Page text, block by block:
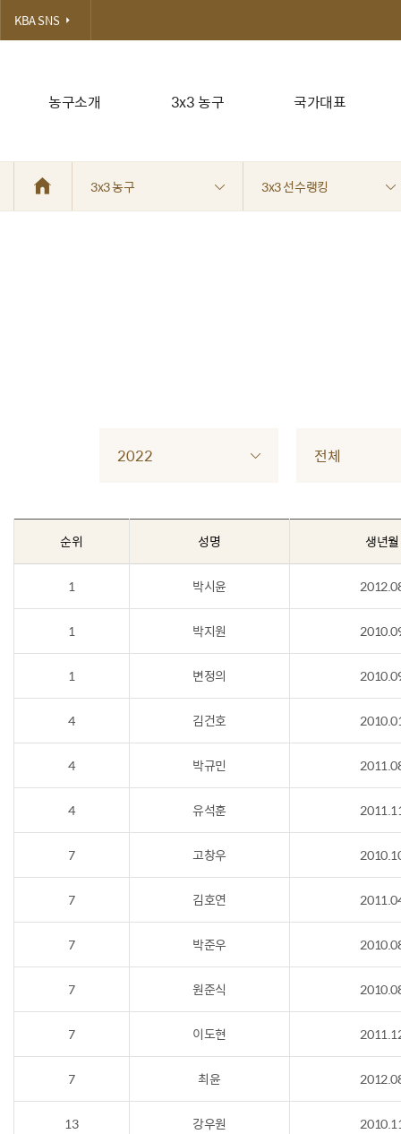
농구소개 3x3 농구 국가대표
KBA SNS
3x3 농구 3x3 선수랭킹
2022 전체
순위 성명 생년월
1 박시윤
1 박지원
1 변정의
4 김건호
4 박규민
4 유석훈
7 고창우
7 김호연
7 박준우
7 원준식
7 이도현
7 최윤
13 강우원